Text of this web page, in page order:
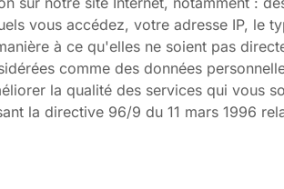
vous accédez, votre adresse IP, le
à ce qu'elles ne soient pas
comme des données
la qualité des services qui vous
la directive 96/9 du 11 mars 1996